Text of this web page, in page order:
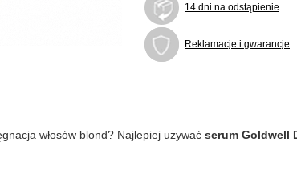
14 dni na odstąpienie
Reklamacje i gwarancje
włosów blond? Najlepiej używać serum Goldwell